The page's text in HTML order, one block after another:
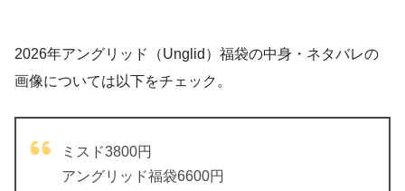
2026年アングリッド（Unglid）福袋の中身・ネタバレの
画像については以下をチェック。
ミスド3800円
アングリッド福袋6600円